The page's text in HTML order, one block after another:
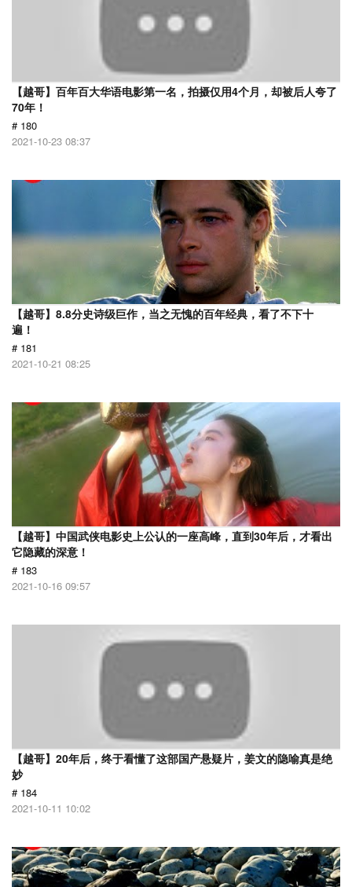
【越哥】百年百大华语电影第一名，拍摄仅用4个月，却被后人夸了
70年！
# 180
2021-10-23 08:37
【越哥】8.8分史诗级巨作，当之无愧的百年经典，看了不下十
遍！
# 181
2021-10-21 08:25
【越哥】中国武侠电影史上公认的一座高峰，直到30年后，才看出
它隐藏的深意！
# 183
2021-10-16 09:57
【越哥】20年后，终于看懂了这部国产悬疑片，姜文的隐喻真是绝
妙
# 184
2021-10-11 10:02